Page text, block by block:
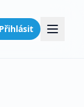
Přihlásit